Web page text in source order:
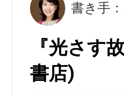
書き手
『光さす
書店)